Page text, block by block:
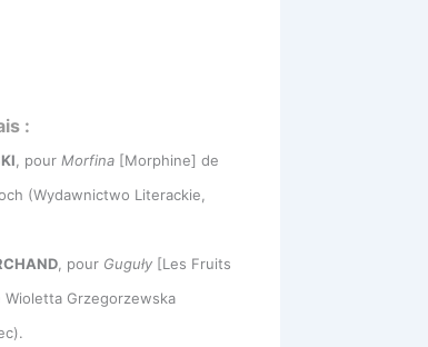
:
pour Morfina [Morphine] de
(Wydawnictwo Literackie,
pour Guguły [Les Fruits
Wioletta Grzegorzewska